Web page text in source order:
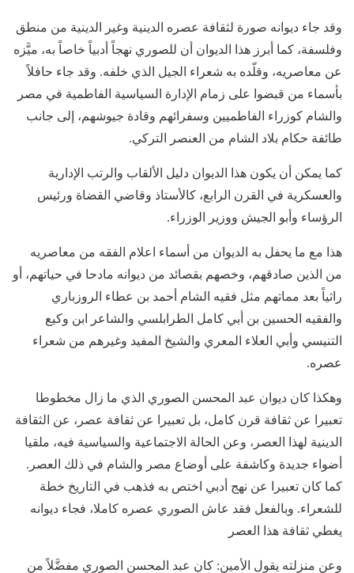
وقد جاء ديوانه صورة لثقافة عصره الدينية وغير الدينية من منطق
وفلسفة، كما أبرز هذا الديوان أن للصوري نهجاً أدبياً خاصاً به، ميَّزه
عن معاصريه، وقلّده به شعراء الجيل الذي خلفه. وقد جاء حافلاً
بأسماء من قبضوا على زمام الإدارة السياسية الفاطمية في مصر
والشام كوزراء الفاطميين وسفرائهم وقادة جيوشهم، إلى جانب
طائفة حكام بلاد الشام من العنصر التركي.
كما يمكن أن يكون هذا الديوان دليل الألقاب والرتب الإدارية
والعسكرية في القرن الرابع، كالأستاذ وقاضي القضاة ورئيس
الرؤساء وأبو الجيش ووزير الوزراء.
هذا مع ما يحفل به الديوان من أسماء اعلام الفقه من معاصريه
من الذين صادقهم، وخصهم بقصائد من ديوانه مادحا في حياتهم، أو
راثياً بعد مماتهم مثل فقيه الشام أحمد بن عطاء الروزباري
والفقيه الحسين بن أبي كامل الطرابلسي والشاعر ابن وكيع
التنيسي وأبي العلاء المعري والشيخ المفيد وغيرهم من شعراء
عصره.
وهكذا كان ديوان عبد المحسن الصوري الذي ما زال مخطوطا
تعبيرا عن ثقافة قرن كامل، بل تعبيرا عن ثقافة عصر، عن الثقافة
الدينية لهذا العصر، وعن الحالة الاجتماعية والسياسية فيه، ملقيا
أضواء جديدة وكاشفة على أوضاع مصر والشام في ذلك العصر.
كما كان تعبيرا عن نهج أدبي اختص به فذهب في التاريخ خطة
للشعراء. وبالفعل فقد عاش الصوري عصره كاملا، فجاء ديوانه
يغطي ثقافة هذا العصر
وعن منزلته يقول الأمين: كان عبد المحسن الصوري مفضَّلاً من